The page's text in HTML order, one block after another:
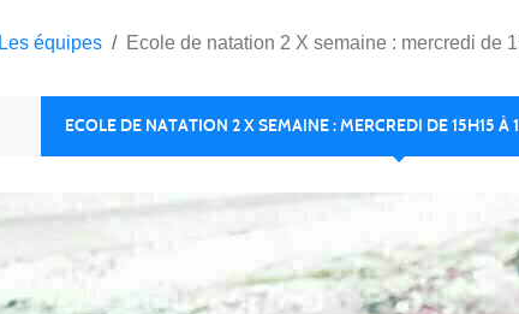
Les équipes Ecole de natation 2 X semaine : mercredi de
ECOLE DE NATATION 2 X SEMAINE : MERCREDI DE 15H15 À